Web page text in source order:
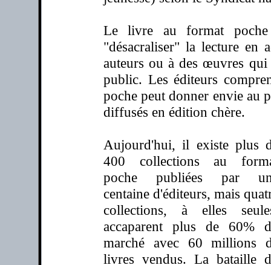
Le livre au format
"désacraliser" la lecture en
auteurs ou à des œuvres
public. Les éditeurs
poche peut donner envie au
diffusés en édition chère.
Aujourd'hui, il existe plus
400 collections au
poche publiées par
centaine d'éditeurs, mais
collections, à elles
accaparent plus de 60%
marché avec 60 millions
livres vendus. La bataille